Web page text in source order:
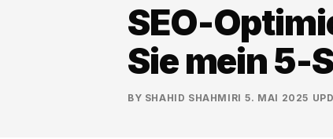
SEO-
Sie mein 5-
BY SHAHID SHAHMIRI ·5. MAI 2025